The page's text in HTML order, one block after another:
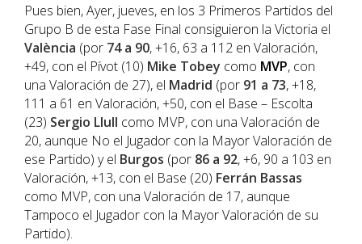
Pues bien, Ayer, jueves, en los 3 Primeros Partidos del
Grupo B de esta Fase Final consiguieron la Victoria el
València (por 74 a 90, +16, 63 a 112 en Valoración,
+49, con el Pívot (10) Mike Tobey como MVP, con
una Valoración de 27), el Madrid (por 91 a 73, +18,
111 a 61 en Valoración, +50, con el Base – Escolta
(23) Sergio Llull como MVP, con una Valoración de
20, aunque No el Jugador con la Mayor Valoración de
ese Partido) y el Burgos (por 86 a 92, +6, 90 a 103 en
Valoración, +13, con el Base (20) Ferrán Bassas
como MVP, con una Valoración de 17, aunque
Tampoco el Jugador con la Mayor Valoración de su
Partido).